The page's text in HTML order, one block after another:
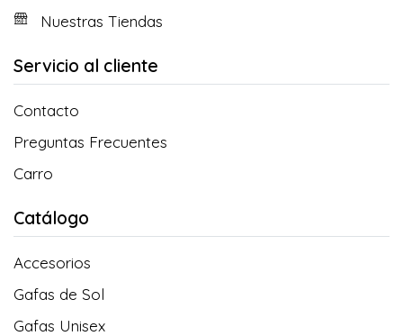
Nuestras Tiendas
Servicio al cliente
Contacto
Preguntas Frecuentes
Carro
Catálogo
Accesorios
Gafas de Sol
Gafas Unisex